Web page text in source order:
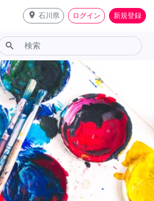
place 石川県 ログイン 新規登録
search